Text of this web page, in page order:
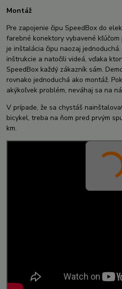
Montáž
Pre zapojenie čipu SpeedBox do
farebné konektory vybavené
je inštalácia čipu naozaj
inštrukcie a natočili videá, vďaka
SpeedBox každý zákazník sám.
rovnako jednoduchá ako montáž.
akýkoľvek problém, neváhaj sa na
V prípade, že sa chystáš
bicykel, treba na ňom pred prvým
km.